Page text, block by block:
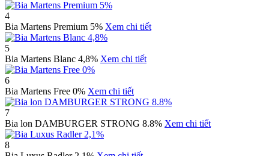
4
Bia Martens Premium 5% Xem chi tiết
5
Bia Martens Blanc 4,8% Xem chi tiết
6
Bia Martens Free 0% Xem chi tiết
7
Bia lon DAMBURGER STRONG 8.8% Xem chi tiết
8